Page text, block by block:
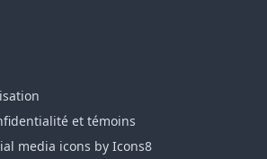
et témoins
media icons by Icons8